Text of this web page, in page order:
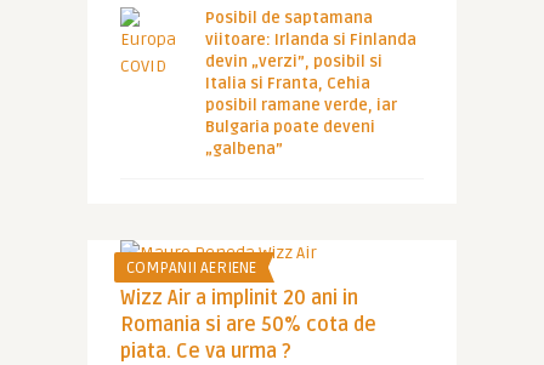
Posibil de saptamana
viitoare: Irlanda si Finlanda
devin „verzi”, posibil si
Italia si Franta, Cehia
posibil ramane verde, iar
Bulgaria poate deveni
„galbena”
COMPANII AERIENE
Wizz Air a implinit 20 ani in
Romania si are 50% cota de
piata. Ce va urma ?